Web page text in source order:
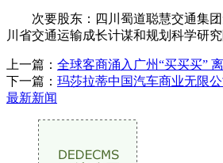
次要股东：四川蜀道聪慧交通集团
川省交通运输成长计谋和规划科学研究
上一篇： 全球客商涌入广州“买买买”
下一篇： 玛莎拉蒂中国汽车商业无限
最新新闻